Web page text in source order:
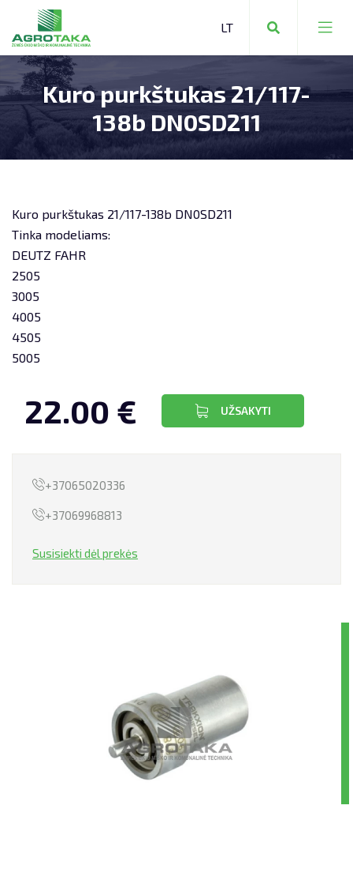
ŽEMĖS ŪKIO TECHNIKA
KOMUNALINĖ TECHNIKA
ŽEMĖS ŪKIO TECHNIKA
KITA TECHNIKA
ŠIAULIAI +370 650 20336
SERVISAS
Kuro purkštukas 21/117-
138b DN0SD211
Kuro purkštukas 21/117-138b DN0SD211
Tinka modeliams:
DEUTZ FAHR
2505
3005
4005
4505
5005
22.00 € UŽSAKYTI
+37065020336
+37069968813
Susisiekti dėl prekės